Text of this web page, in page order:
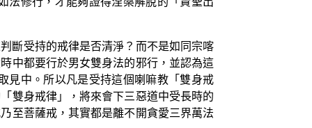
斷受持的戒律是否清淨？而不是如同宗喀
中都要行於男女雙身法的邪行，並認為這
見中。所以凡是受持這個喇嘛教「雙身戒
雙身戒律」，將來會下三惡道中受長時的
至菩薩戒，其實都是離不開貪愛三界萬法